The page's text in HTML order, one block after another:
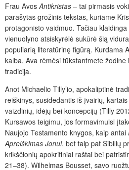
Frau Avos Antikristas – tai pirmasis
parašytas grožinis tekstas, kuriame
protagonisto vaidmuo. Tačiau
vienuolyno atsiskyrėlė sukūrė šią
populiarią literatūrinę figūrą. Kurdama
kalba, Ava rėmėsi tūkstantmete
tradicija.
Anot Michaelio Tilly’io, apokaliptinė
reiškinys, susidedantis iš įvairių,
vaizdinių, idėjų bei koncepcijų (Tilly
Kursawos teigimu, jos formavimuisi
Naujojo Testamento knygos, kaip antai
Apreiškimas Jonui, bet taip pat Sibilių
krikščionių apokrifiniai raštai bei
21–38). Wilhelmas Bousset, savo